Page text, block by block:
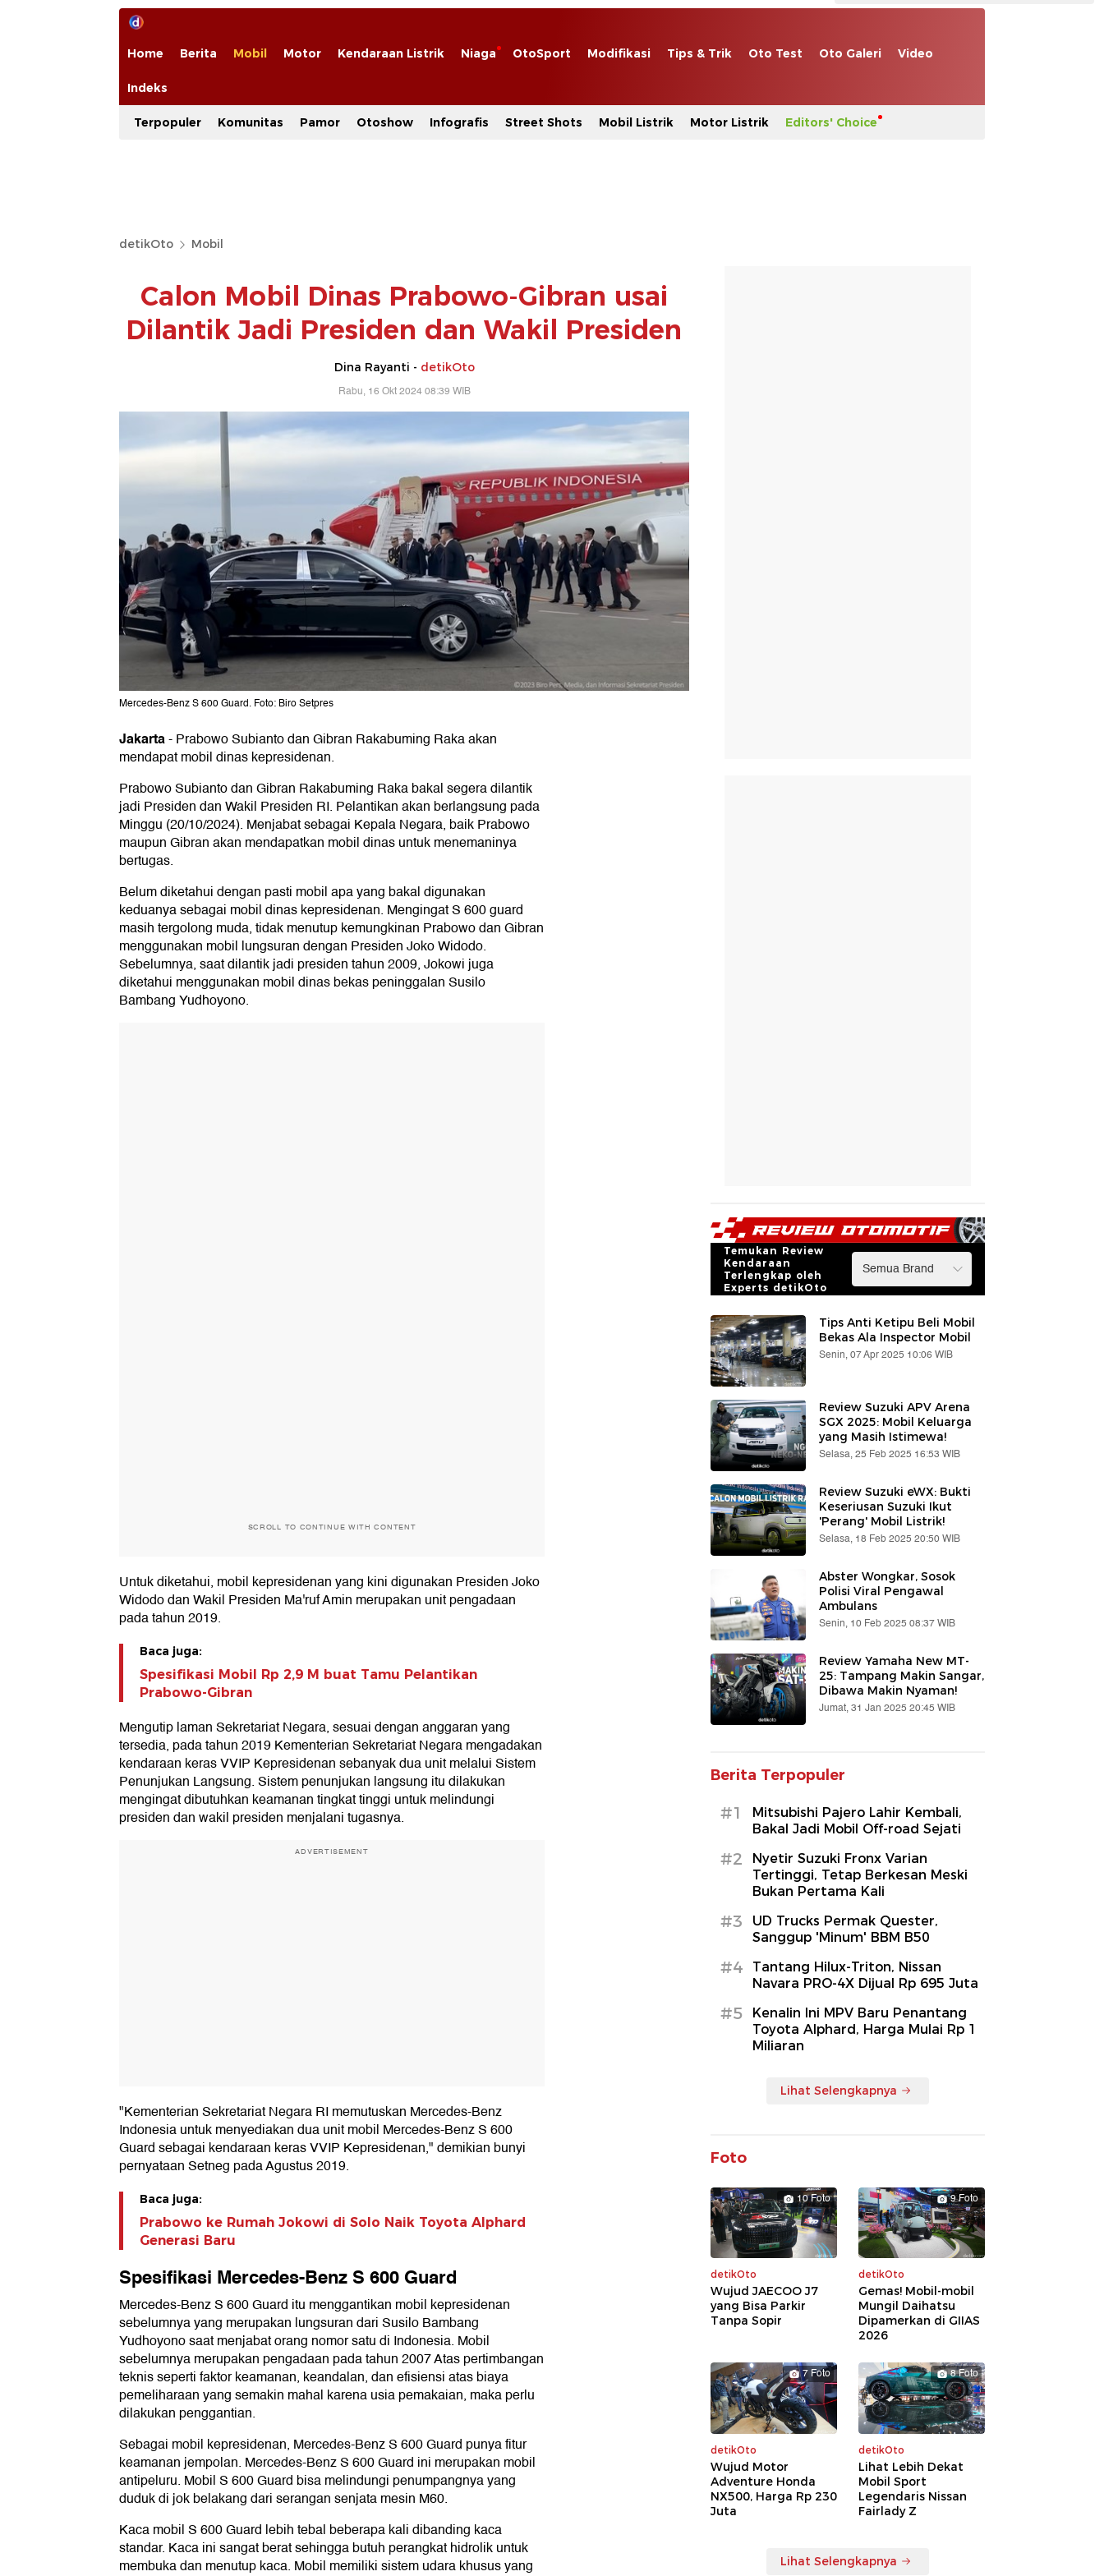
Home Berita Mobil Motor Kendaraan Listrik Niaga OtoSport Modifikasi Tips & Trik Oto Test Oto Galeri Video
Indeks
Terpopuler Komunitas Pamor Otoshow Infografis Street Shots Mobil Listrik Motor Listrik Editors' Choice
detikOto Mobil
Calon Mobil Dinas Prabowo-Gibran usai
Dilantik Jadi Presiden dan Wakil Presiden
Dina Rayanti - detikOto
Rabu, 16 Okt 2024 08:39 WIB
Mercedes-Benz S 600 Guard. Foto: Biro Setpres
Jakarta-Prabowo Subianto dan Gibran Rakabuming Raka akan
mendapat mobil dinas kepresidenan.
Prabowo Subianto dan Gibran Rakabuming Raka bakal segera dilantik
jadi Presiden dan Wakil Presiden RI. Pelantikan akan berlangsung pada
Minggu (20/10/2024). Menjabat sebagai Kepala Negara, baik Prabowo
maupun Gibran akan mendapatkan mobil dinas untuk menemaninya
bertugas.
Belum diketahui dengan pasti mobil apa yang bakal digunakan
keduanya sebagai mobil dinas kepresidenan. Mengingat S 600 guard
masih tergolong muda, tidak menutup kemungkinan Prabowo dan Gibran
menggunakan mobil lungsuran dengan Presiden Joko Widodo.
Sebelumnya, saat dilantik jadi presiden tahun 2009, Jokowi juga
diketahui menggunakan mobil dinas bekas peninggalan Susilo
Bambang Yudhoyono.
SCROLL TO CONTINUE WITH CONTENT
Untuk diketahui, mobil kepresidenan yang kini digunakan Presiden Joko
Widodo dan Wakil Presiden Ma'ruf Amin merupakan unit pengadaan
pada tahun 2019.
Baca juga:
Spesifikasi Mobil Rp 2,9 M buat Tamu Pelantikan
Prabowo-Gibran
Mengutip laman Sekretariat Negara, sesuai dengan anggaran yang
tersedia, pada tahun 2019 Kementerian Sekretariat Negara mengadakan
kendaraan keras VVIP Kepresidenan sebanyak dua unit melalui Sistem
Penunjukan Langsung. Sistem penunjukan langsung itu dilakukan
mengingat dibutuhkan keamanan tingkat tinggi untuk melindungi
presiden dan wakil presiden menjalani tugasnya.
ADVERTISEMENT
"Kementerian Sekretariat Negara RI memutuskan Mercedes-Benz
Indonesia untuk menyediakan dua unit mobil Mercedes-Benz S 600
Guard sebagai kendaraan keras VVIP Kepresidenan," demikian bunyi
pernyataan Setneg pada Agustus 2019.
Baca juga:
Prabowo ke Rumah Jokowi di Solo Naik Toyota Alphard
Generasi Baru
Spesifikasi Mercedes-Benz S 600 Guard
Mercedes-Benz S 600 Guard itu menggantikan mobil kepresidenan
sebelumnya yang merupakan lungsuran dari Susilo Bambang
Yudhoyono saat menjabat orang nomor satu di Indonesia. Mobil
sebelumnya merupakan pengadaan pada tahun 2007 Atas pertimbangan
teknis seperti faktor keamanan, keandalan, dan efisiensi atas biaya
pemeliharaan yang semakin mahal karena usia pemakaian, maka perlu
dilakukan penggantian.
Sebagai mobil kepresidenan, Mercedes-Benz S 600 Guard punya fitur
keamanan jempolan. Mercedes-Benz S 600 Guard ini merupakan mobil
antipeluru. Mobil S 600 Guard bisa melindungi penumpangnya yang
duduk di jok belakang dari serangan senjata mesin M60.
Kaca mobil S 600 Guard lebih tebal beberapa kali dibanding kaca
standar. Kaca ini sangat berat sehingga butuh perangkat hidrolik untuk
membuka dan menutup kaca. Mobil memiliki sistem udara khusus yang
Temukan Review
Kendaraan
Terlengkap oleh
Experts detikOto
Tips Anti Ketipu Beli Mobil
Bekas Ala Inspector Mobil
Senin, 07 Apr 2025 10:06 WIB
Review Suzuki APV Arena
SGX 2025: Mobil Keluarga
yang Masih Istimewa!
Selasa, 25 Feb 2025 16:53 WIB
Review Suzuki eWX: Bukti
Keseriusan Suzuki Ikut
'Perang' Mobil Listrik!
Selasa, 18 Feb 2025 20:50 WIB
Abster Wongkar, Sosok
Polisi Viral Pengawal
Ambulans
Senin, 10 Feb 2025 08:37 WIB
Review Yamaha New MT-
25: Tampang Makin Sangar,
Dibawa Makin Nyaman!
Jumat, 31 Jan 2025 20:45 WIB
Berita Terpopuler
#1
Mitsubishi Pajero Lahir Kembali,
Bakal Jadi Mobil Off-road Sejati
#2
Nyetir Suzuki Fronx Varian
Tertinggi, Tetap Berkesan Meski
Bukan Pertama Kali
#3
UD Trucks Permak Quester,
Sanggup 'Minum' BBM B50
#4
Tantang Hilux-Triton, Nissan
Navara PRO-4X Dijual Rp 695 Juta
#5
Kenalin Ini MPV Baru Penantang
Toyota Alphard, Harga Mulai Rp 1
Miliaran
Lihat Selengkapnya
Foto
10 Foto
detikOto
Wujud JAECOO J7
yang Bisa Parkir
Tanpa Sopir
9 Foto
detikOto
Gemas! Mobil-mobil
Mungil Daihatsu
Dipamerkan di GIIAS
2026
7 Foto
detikOto
Wujud Motor
Adventure Honda
NX500, Harga Rp 230
Juta
8 Foto
detikOto
Lihat Lebih Dekat
Mobil Sport
Legendaris Nissan
Fairlady Z
Lihat Selengkapnya